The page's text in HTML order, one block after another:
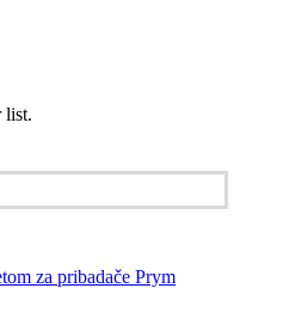
list.